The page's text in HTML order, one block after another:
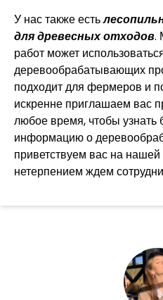
У нас также есть
для древесных отходов.
работ может
деревообрабатывающих
подходит для фермеров и
искренне приглашаем вас
любое время, чтобы
информацию о
приветствуем вас на
нетерпением ждем